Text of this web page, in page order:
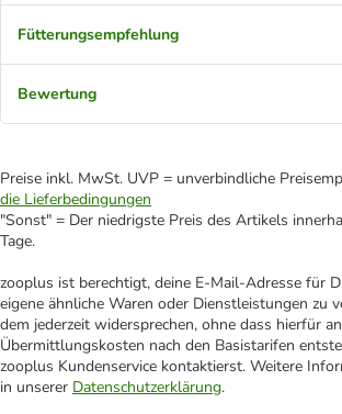
Fütterungsempfehlung
Bewertung
Preise inkl. MwSt. UVP = unverbindliche
die Lieferbedingungen
"Sonst" = Der niedrigste Preis des Artikels
Tage.
zooplus ist berechtigt, deine E-Mail-Adresse für
eigene ähnliche Waren oder Dienstleistungen zu
dem jederzeit widersprechen, ohne dass hierfür
Übermittlungskosten nach den Basistarifen
zooplus Kundenservice kontaktierst. Weitere
in unserer Datenschutzerklärung.